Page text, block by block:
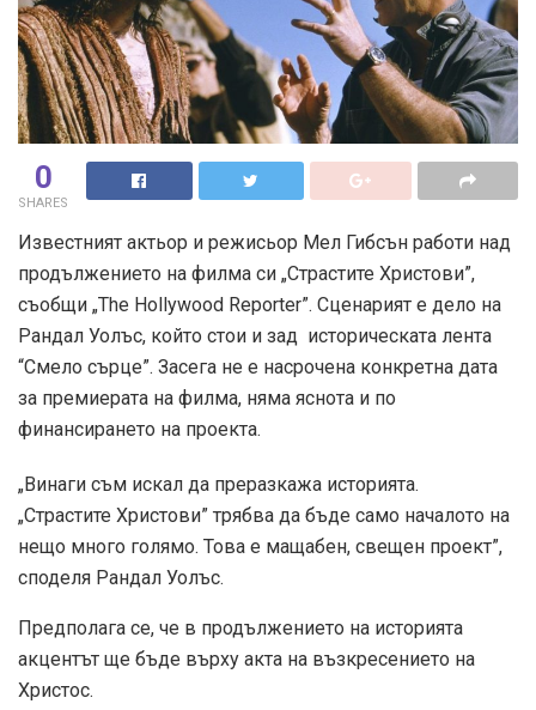
0
SHARES
Известният актьор и режисьор Мел Гибсън работи над
продължението на филма си „Страстите Христови”,
съобщи „The Hollywood Reporter”. Сценарият е дело на
Рандал Уолъс, който стои и зад историческата лента
“Смело сърце”. Засега не е насрочена конкретна дата
за премиерата на филма, няма яснота и по
финансирането на проекта.
„Винаги съм искал да преразкажа историята.
„Страстите Христови” трябва да бъде само началото на
нещо много голямо. Това е мащабен, свещен проект”,
споделя Рандал Уолъс.
Предполага се, че в продължението на историята
акцентът ще бъде върху акта на възкресението на
Христос.